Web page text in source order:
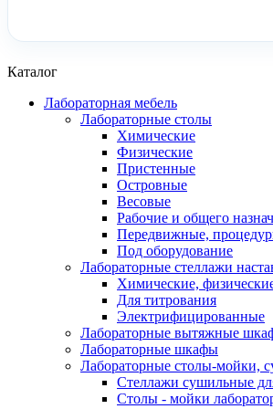
Каталог
Лабораторная мебель
Лабораторные столы
Химические
Физические
Пристенные
Островные
Весовые
Рабочие и общего
Передвижные,
Под оборудование
Лабораторные стеллажи
Химические,
Для титрования
Электрифицированные
Лабораторные вытяжные
Лабораторные шкафы
Лабораторные столы-мойки,
Стеллажи сушильные
Столы - мойки